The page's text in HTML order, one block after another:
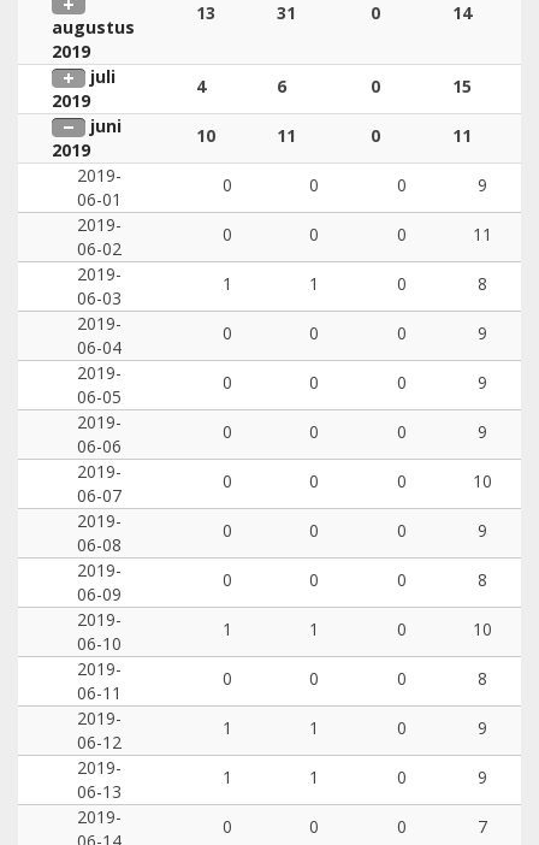
augustus
2019
13 31 0 14
juli
2019
4 6 0
15
juni
2019
10 11 0
11
2019-
06-01
0 0 0
9
2019-
06-02
0 0 0
11
2019-
06-03
1 1 0
8
2019-
06-04
0 0 0
9
2019-
06-05
0 0 0
9
2019-
06-06
0 0 0
9
2019-
06-07
0 0 0
10
2019-
06-08
0 0 0
9
2019-
06-09
0 0 0
8
2019-
06-10
1 1 0
10
2019-
06-11
0 0 0
8
2019-
06-12
1 1 0
9
2019-
06-13
1 1 0
9
2019-
0 0 0
7